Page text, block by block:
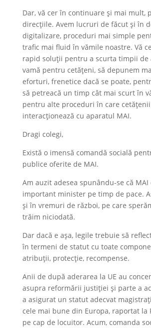
Dar, vă cer în continuare și mai mult,
direcțiile. Avem lucruri de făcut și în
digitalizare, proceduri mai simple
trafic mai fluid în vămile noastre. Vă
rapid soluții pentru a scurta timpii de
vamă pentru cetățeni, să depunem
eforturi, frenetice dacă se poate,
să petreacă un timp cât mai scurt în
pentru alte proceduri în care cetățenii
interacționează cu aparatul MAI.
Dragi colegi,
Există o imensă comandă socială
publice oferite de MAI.
Am auzit adesea spunându-se că MAI
important minister pe timp de pace.
și în vremuri de război, pe care
trăim niciodată.
Dar dacă e așa, legile trebuie să
în termeni de statut cu toate
atribuții, protecție, recompense.
Anii de după aderarea la UE au
asupra reformării justiției și parte a
a asigurat un statut adecvat
cele mai bune din Europa, raportat la
pe cap de locuitor. Acum, comanda